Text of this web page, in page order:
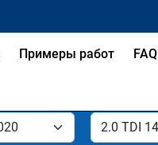
Примеры работ FAQ